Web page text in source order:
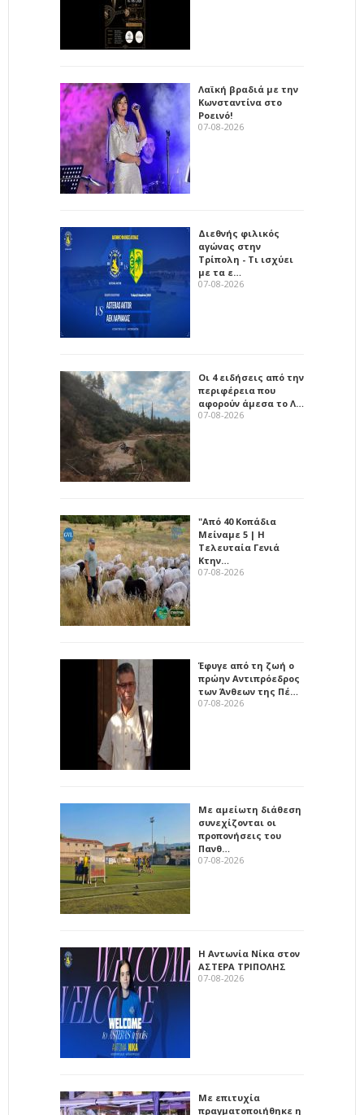
Λαϊκή βραδιά με την
Κωνσταντίνα στο
Ροεινό!
07-08-2026
Διεθνής φιλικός
αγώνας στην
Τρίπολη - Τι ισχύει
με τα ε…
07-08-2026
Οι 4 ειδήσεις από την
περιφέρεια που
αφορούν άμεσα το Λ…
07-08-2026
"Από 40 Κοπάδια
Μείναμε 5 | Η
Τελευταία Γενιά
Κτην…
07-08-2026
Έφυγε από τη ζωή ο
πρώην Αντιπρόεδρος
των Άνθεων της Πέ…
07-08-2026
Με αμείωτη διάθεση
συνεχίζονται οι
προπονήσεις του
Πανθ…
07-08-2026
Η Αντωνία Νίκα στον
ΑΣΤΕΡΑ ΤΡΙΠΟΛΗΣ
07-08-2026
Με επιτυχία
πραγματοποιήθηκε η